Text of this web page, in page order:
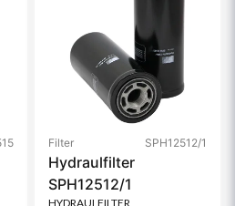
Filter SPH12512/1
Hydraulfilter
SPH12512/1
HYDRAULFILTER